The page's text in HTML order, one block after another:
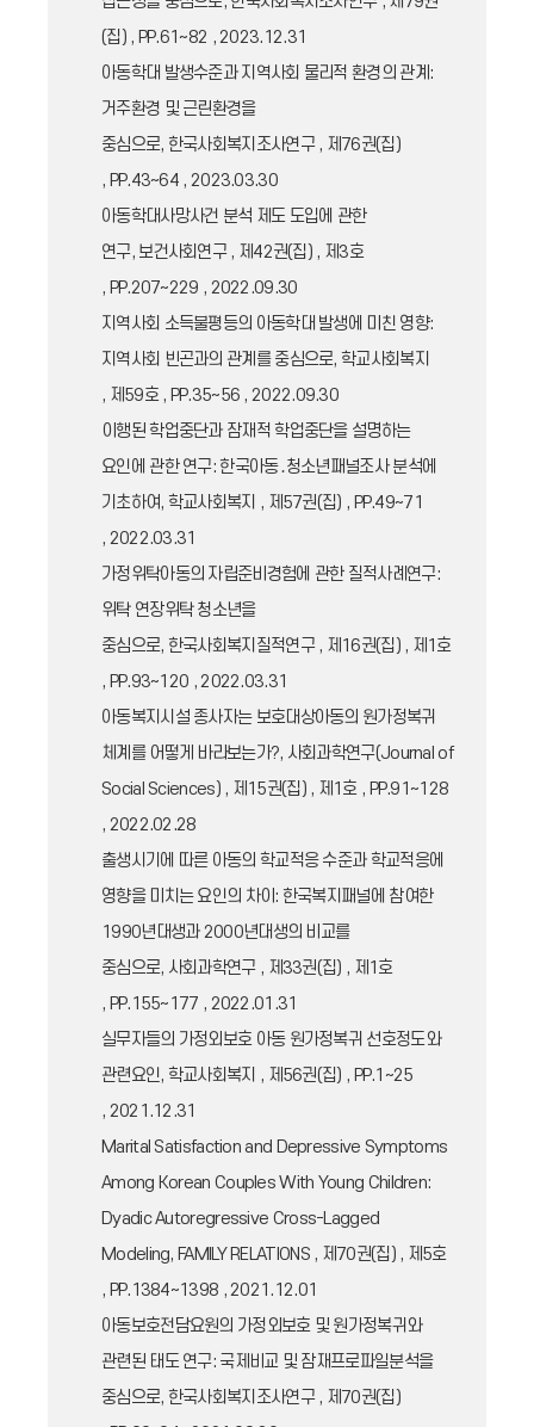
(집) , PP.61~82 , 2023.12.31
아동학대 발생수준과 지역사회 물리적 환경의 관계:
거주환경 및 근린환경을
중심으로, 한국사회복지조사연구 , 제76권(집)
, PP.43~64 , 2023.03.30
아동학대사망사건 분석 제도 도입에 관한
연구, 보건사회연구 , 제42권(집) , 제3호
, PP.207~229 , 2022.09.30
지역사회 소득불평등의 아동학대 발생에 미친 영향:
지역사회 빈곤과의 관계를 중심으로, 학교사회복지
, 제59호 , PP.35~56 , 2022.09.30
이행된 학업중단과 잠재적 학업중단을 설명하는
요인에 관한 연구: 한국아동․청소년패널조사 분석에
기초하여, 학교사회복지 , 제57권(집) , PP.49~71
, 2022.03.31
가정위탁아동의 자립준비경험에 관한 질적사례연구:
위탁 연장위탁 청소년을
중심으로, 한국사회복지질적연구 , 제16권(집) , 제1호
, PP.93~120 , 2022.03.31
아동복지시설 종사자는 보호대상아동의 원가정복귀
체계를 어떻게 바라보는가?, 사회과학연구(Journal of
Social Sciences) , 제15권(집) , 제1호 , PP.91~128
, 2022.02.28
출생시기에 따른 아동의 학교적응 수준과 학교적응에
영향을 미치는 요인의 차이: 한국복지패널에 참여한
1990년대생과 2000년대생의 비교를
중심으로, 사회과학연구 , 제33권(집) , 제1호
, PP.155~177 , 2022.01.31
실무자들의 가정외보호 아동 원가정복귀 선호정도와
관련요인, 학교사회복지 , 제56권(집) , PP.1~25
, 2021.12.31
Marital Satisfaction and Depressive Symptoms
Among Korean Couples With Young Children:
Dyadic Autoregressive Cross-Lagged
Modeling, FAMILY RELATIONS , 제70권(집) , 제5호
, PP.1384~1398 , 2021.12.01
아동보호전담요원의 가정외보호 및 원가정복귀와
관련된 태도 연구: 국제비교 및 잠재프로파일분석을
중심으로, 한국사회복지조사연구 , 제70권(집)